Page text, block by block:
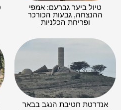
טיול ביער גברעם: אמפי
ההנצחה, גבעות הכורכר
ופריחת הכלניות
אנדרטת חטיבת הנגב בבאר